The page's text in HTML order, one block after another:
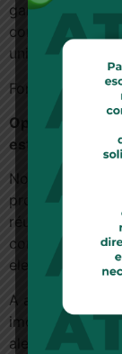
garantia não
condominial,
unidade
Fonte:
Opinião, por
estagiária e
No presente
proprietária de
réu -, leva mais
eletrônicas
A autora
imóvel, por
alegação da